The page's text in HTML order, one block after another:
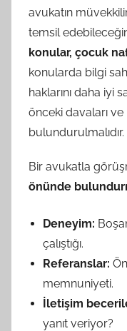
avukatın
temsil
konular, çocuk
konularda bilgi
haklarını daha iyi
önceki davaları
bulundurulmalıdır.
Bir avukatla
önünde
Deneyim:
çalıştığı.
Referanslar:
memnuniyeti.
İletişim
yanıt veriyor?